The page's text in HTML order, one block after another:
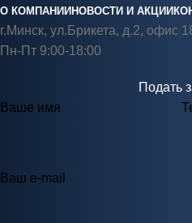
О КОМПАНИИ НОВОСТИ И АКЦИИ
г.Минск, ул.Брикета, д.2, офис
Пн-Пт 9:00-18:00
Подать
Ваше имя
Ваш e-mail